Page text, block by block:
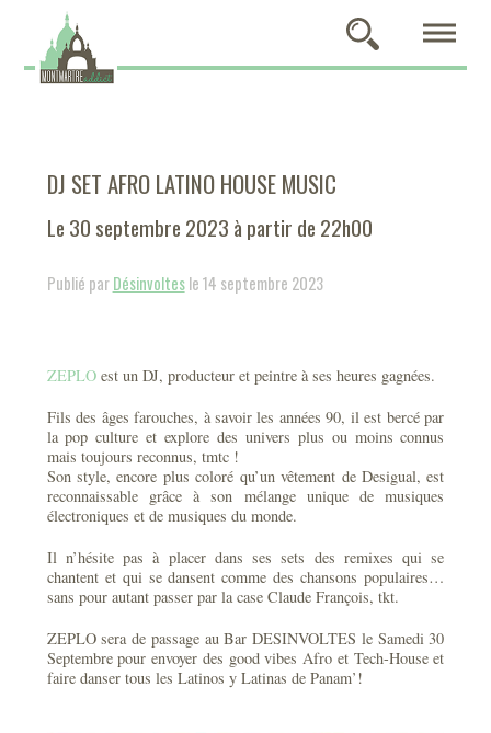
DJ SET AFRO LATINO HOUSE MUSIC
Le 30 septembre 2023 à partir de 22h00
Publié parDésinvoltesle 14 septembre 2023
ZEPLOest un DJ, producteur et peintre à ses heures gagnées.
Fils des âges farouches, à savoir les années 90, il est bercé par
la pop culture et explore des univers plus ou moins connus
mais toujours reconnus, tmtc !
Son style, encore plus coloré qu’un vêtement de Desigual, est
reconnaissable grâce à son mélange unique de musiques
électroniques et de musiques du monde.
Il n’hésite pas à placer dans ses sets des remixes qui se
chantent et qui se dansent comme des chansons populaires…
sans pour autant passer par la case Claude François, tkt.
ZEPLO sera de passage au Bar DESINVOLTES le Samedi 30
Septembre pour envoyer des good vibes Afro et Tech-House et
faire danser tous les Latinos y Latinas de Panam’!